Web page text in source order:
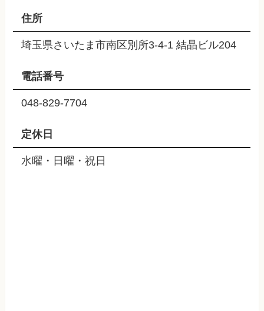
住所
埼玉県さいたま市南区別所3-4-1 結晶ビル204
電話番号
048-829-7704
定休日
水曜・日曜・祝日